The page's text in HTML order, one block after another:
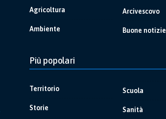
Agricoltura
Ambiente
Arcivescovo
Buone notizie
Più popolari
Territorio
Storie
Scuola
Sanità